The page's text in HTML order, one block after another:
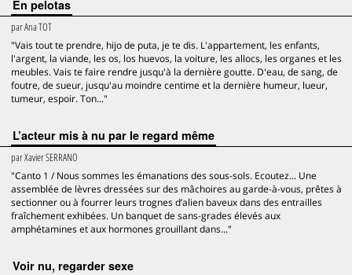
En pelotas
parAna TOT
"Vais tout te prendre, hijo de puta, je te dis. L'appartement, les enfants,
l'argent, la viande, les os, los huevos, la voiture, les allocs, les organes et les
meubles. Vais te faire rendre jusqu'à la dernière goutte. D'eau, de sang, de
foutre, de sueur, jusqu'au moindre centime et la dernière humeur, lueur,
tumeur, espoir. Ton..."
L’acteur mis à nu par le regard même
parXavier SERRANO
"Canto 1 / Nous sommes les émanations des sous-sols. Ecoutez... Une
assemblée de lèvres dressées sur des mâchoires au garde-à-vous, prêtes à
sectionner ou à fourrer leurs trognes d’alien baveux dans des entrailles
fraîchement exhibées. Un banquet de sans-grades élevés aux
amphétamines et aux hormones grouillant dans..."
Voir nu, regarder sexe